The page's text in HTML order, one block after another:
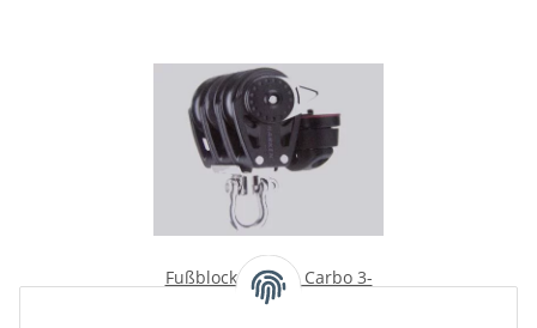
Fußblock Harken Carbo 3-
fach